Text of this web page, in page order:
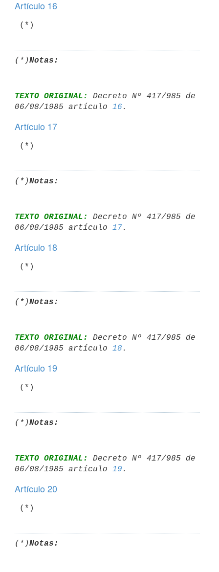
Artículo 16
(*)
(*)Notas:
TEXTO ORIGINAL:
Decreto Nº 417/985 de
06/08/1985 artículo 16
Artículo 17
(*)
(*)Notas:
TEXTO ORIGINAL:
Decreto Nº 417/985 de
06/08/1985 artículo 17
Artículo 18
(*)
(*)Notas:
TEXTO ORIGINAL:
Decreto Nº 417/985 de
06/08/1985 artículo 18
Artículo 19
(*)
(*)Notas:
TEXTO ORIGINAL:
Decreto Nº 417/985 de
06/08/1985 artículo 19
Artículo 20
(*)
(*)Notas: